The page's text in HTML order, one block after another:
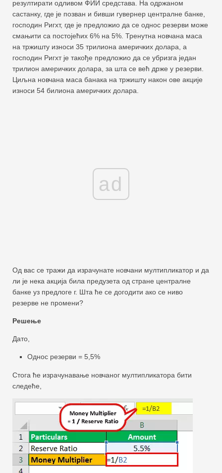
резултирати одливом ФИИ средстава. На одржаном
састанку, где је позван и бивши гувернер централне банке,
господин Ригхт, где је предложио да се однос резерви може
смањити са постојећих 6% на 5%. Тренутна новчана маса
на тржишту износи 35 трилиона америчких долара, а
господин Ригхт је такође предложио да се убризга један
трилион америчких долара, за шта се већ држе у резерви.
Циљна новчана маса банака на тржишту након ове акције
износи 54 билиона америчких долара.
ad
Од вас се тражи да израчунате новчани мултипликатор и да
ли је нека акција била предузета од стране централне
банке уз предлоге г. Шта ће се догодити ако се ниво
резерве не промени?
Решење
Дато,
Однос резерви = 5,5%
Стога ће израчунавање новчаног мултипликатора бити
следеће,